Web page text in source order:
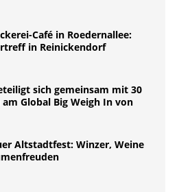
Café in Roedernallee:
in Reinickendorf
sich gemeinsam mit 30
am Global Big Weigh In von
Altstadtfest: Winzer, Weine